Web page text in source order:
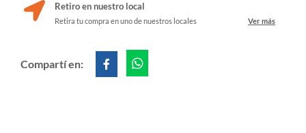
Retiro en nuestro local
Retira tu compra en uno de nuestros locales Ver más
Compartí en: